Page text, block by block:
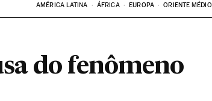
AMÉRICA LATINA ÁFRICA EUROPA ORIENTE MÉDIO
do fenômeno